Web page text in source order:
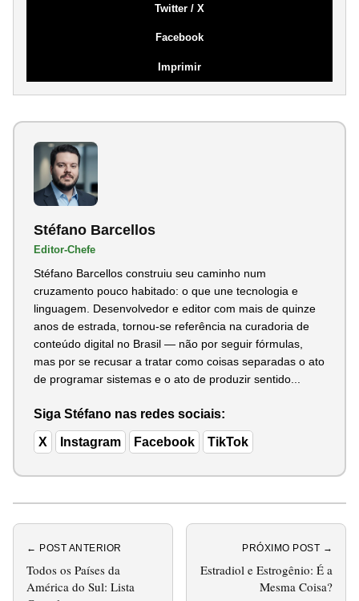
Twitter / X
Facebook
Imprimir
Stéfano Barcellos
Editor-Chefe
Stéfano Barcellos construiu seu caminho num
cruzamento pouco habitado: o que une tecnologia e
linguagem. Desenvolvedor e editor com mais de quinze
anos de estrada, tornou-se referência na curadoria de
conteúdo digital no Brasil — não por seguir fórmulas,
mas por se recusar a tratar como coisas separadas o ato
de programar sistemas e o ato de produzir sentido...
Siga Stéfano nas redes sociais:
X Instagram Facebook TikTok
← POST ANTERIOR
Todos os Países da
América do Sul: Lista
PRÓXIMO POST →
Estradiol e Estrogênio: É a
Mesma Coisa?